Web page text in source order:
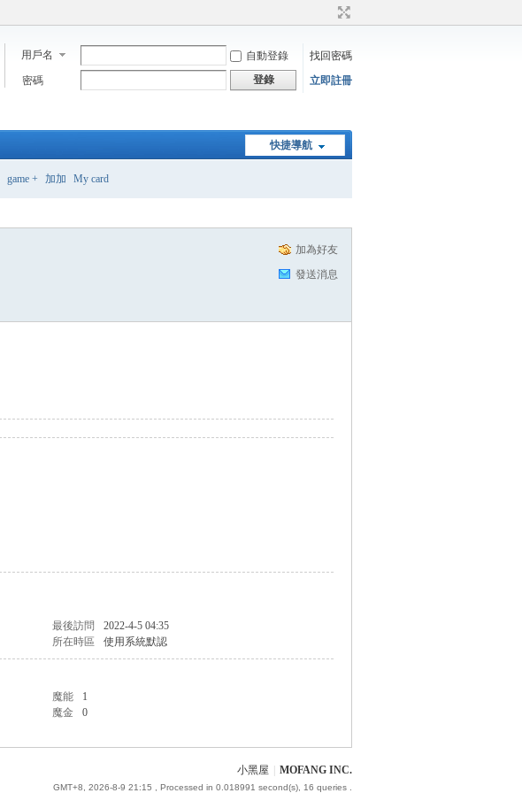
用戶名 自動登錄
找回密碼
密碼
登錄 立即註冊
快捷導航
game + 加加 My card
加為好友
發送消息
最後訪問
2022-4-5 04:35
所在時區 使用系統默認
魔能
1
魔金 0
小黑屋 MOFANG INC.
GMT+8, 2026-8-9 21:15 , Processed in 0.018991 second(s), 16 queries .